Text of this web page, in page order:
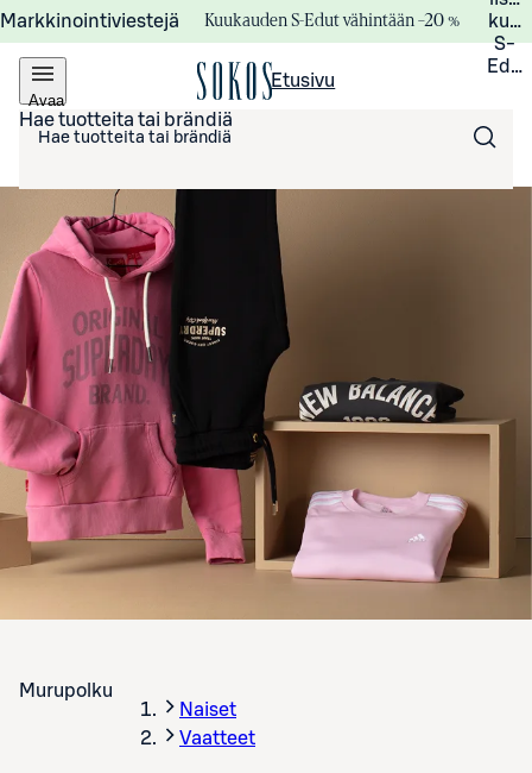
Markkinointiviestejä Kuukauden S-Edut vähintään –20 %
S-
Avaa
valikko
Etusivu
Hae tuotteita tai brändiä
Murupolku
Naiset
Vaatteet